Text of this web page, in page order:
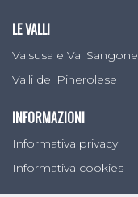
LE VALLI
Valsusa e Val Sangone
Valli del Pinerolese
INFORMAZIONI
Informativa privacy
Informativa cookies